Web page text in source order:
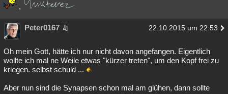
,
Peter0167 22.10.2015 um 22:53
Oh mein Gott, hätte ich nur nicht davon angefangen. Eigentlich
wollte ich mal ne Weile etwas "kürzer treten", um den Kopf frei zu
kriegen. selbst schuld ...
Aber nun sind die Synapsen schon mal am glühen, dann sollte